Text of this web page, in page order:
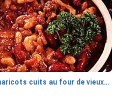
haricots cuits au four de vieux colons